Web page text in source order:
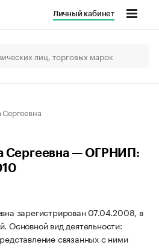
Личный кабинет
Сергеевна — ОГРНИП:
зарегистрирован 07.04.2008, в
Основной вид деятельности:
связанных с ними